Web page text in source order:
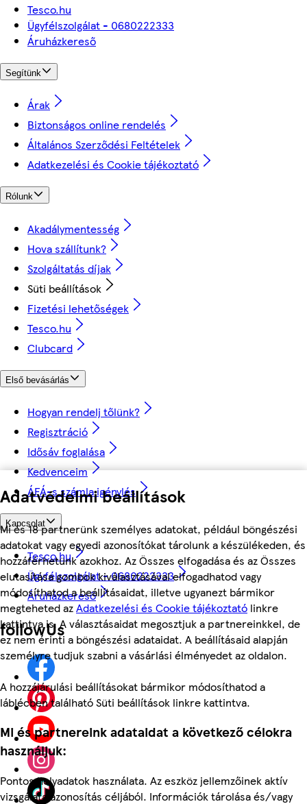
Adatvédelmi beállítások
Mi és 18 partnerünk személyes adatokat, például böngészési
adatokat vagy egyedi azonosítókat tárolunk a készülékeden, és
hozzáférhetünk azokhoz. Az Összes elfogadása és az Összes
elutasítása gombok kiválasztásával elfogadhatod vagy
módosíthatod a beállításaidat, illetve ugyanezt bármikor
megteheted azAdatkezelési és Cookie tájékoztató linkre
kattintva is. A választásaidat megosztjuk a partnereinkkel, de
ez nem érinti a böngészési adataidat. A beállításaid alapján
személyre tudjuk szabni a vásárlási élményedet az oldalon.
A hozzájárulási beállításokat bármikor módosíthatod a
láblécben található Süti beállítások linkre kattintva.
Mi és partnereink adataidat a következő célokra
használjuk:
Pontos helyadatok használata. Az eszköz jellemzőinek aktív
vizsgálata azonosítás céljából. Információk tárolása és/vagy
Tesco.hu
Ügyfélszolgálat - 0680222333
Áruházkereső
Segítünk
Árak
Biztonságos online rendelés
Általános Szerződési Feltételek
Adatkezelési és Cookie tájékoztató
Rólunk
Akadálymentesség
Hova szállítunk?
Szolgáltatás díjak
Süti beállítások
Fizetési lehetőségek
Tesco.hu
Clubcard
Első bevásárlás
Hogyan rendelj tőlünk?
Regisztráció
Idősáv foglalása
Kedvenceim
ÁFÁ-s számla igénylés
Kapcsolat
Tesco.hu
Ügyfélszolgálat - 0680222333
Áruházkereső
followUs